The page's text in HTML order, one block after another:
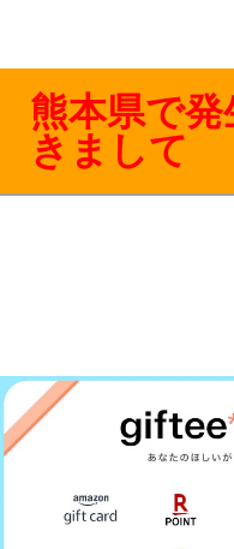
熊本県で
きまして